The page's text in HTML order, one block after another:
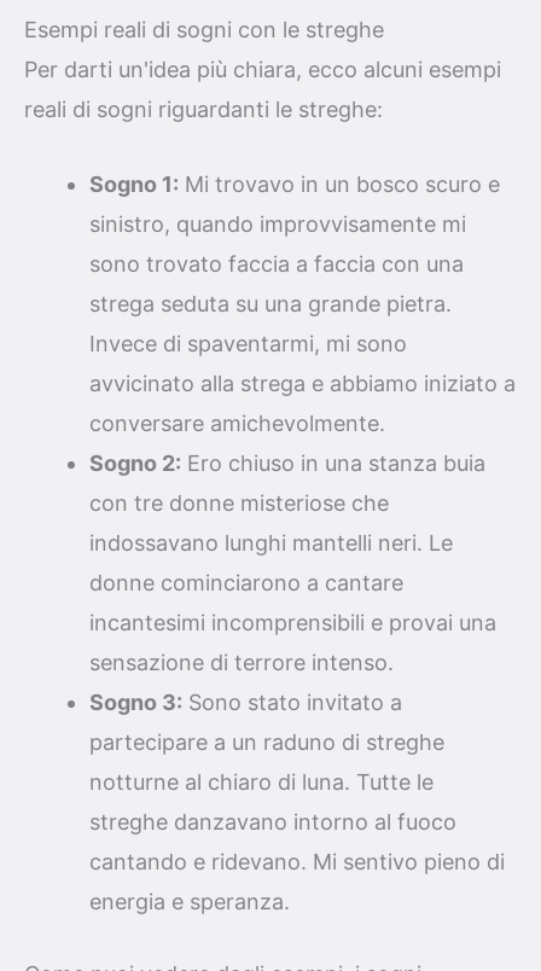
Esempi reali di sogni con le streghe
Per darti un'idea più chiara, ecco alcuni esempi
reali di sogni riguardanti le streghe:
Sogno 1: Mi trovavo in un bosco scuro e
sinistro, quando improvvisamente mi
sono trovato faccia a faccia con una
strega seduta su una grande pietra.
Invece di spaventarmi, mi sono
avvicinato alla strega e abbiamo iniziato a
conversare amichevolmente.
Sogno 2: Ero chiuso in una stanza buia
con tre donne misteriose che
indossavano lunghi mantelli neri. Le
donne cominciarono a cantare
incantesimi incomprensibili e provai una
sensazione di terrore intenso.
Sogno 3: Sono stato invitato a
partecipare a un raduno di streghe
notturne al chiaro di luna. Tutte le
streghe danzavano intorno al fuoco
cantando e ridevano. Mi sentivo pieno di
energia e speranza.